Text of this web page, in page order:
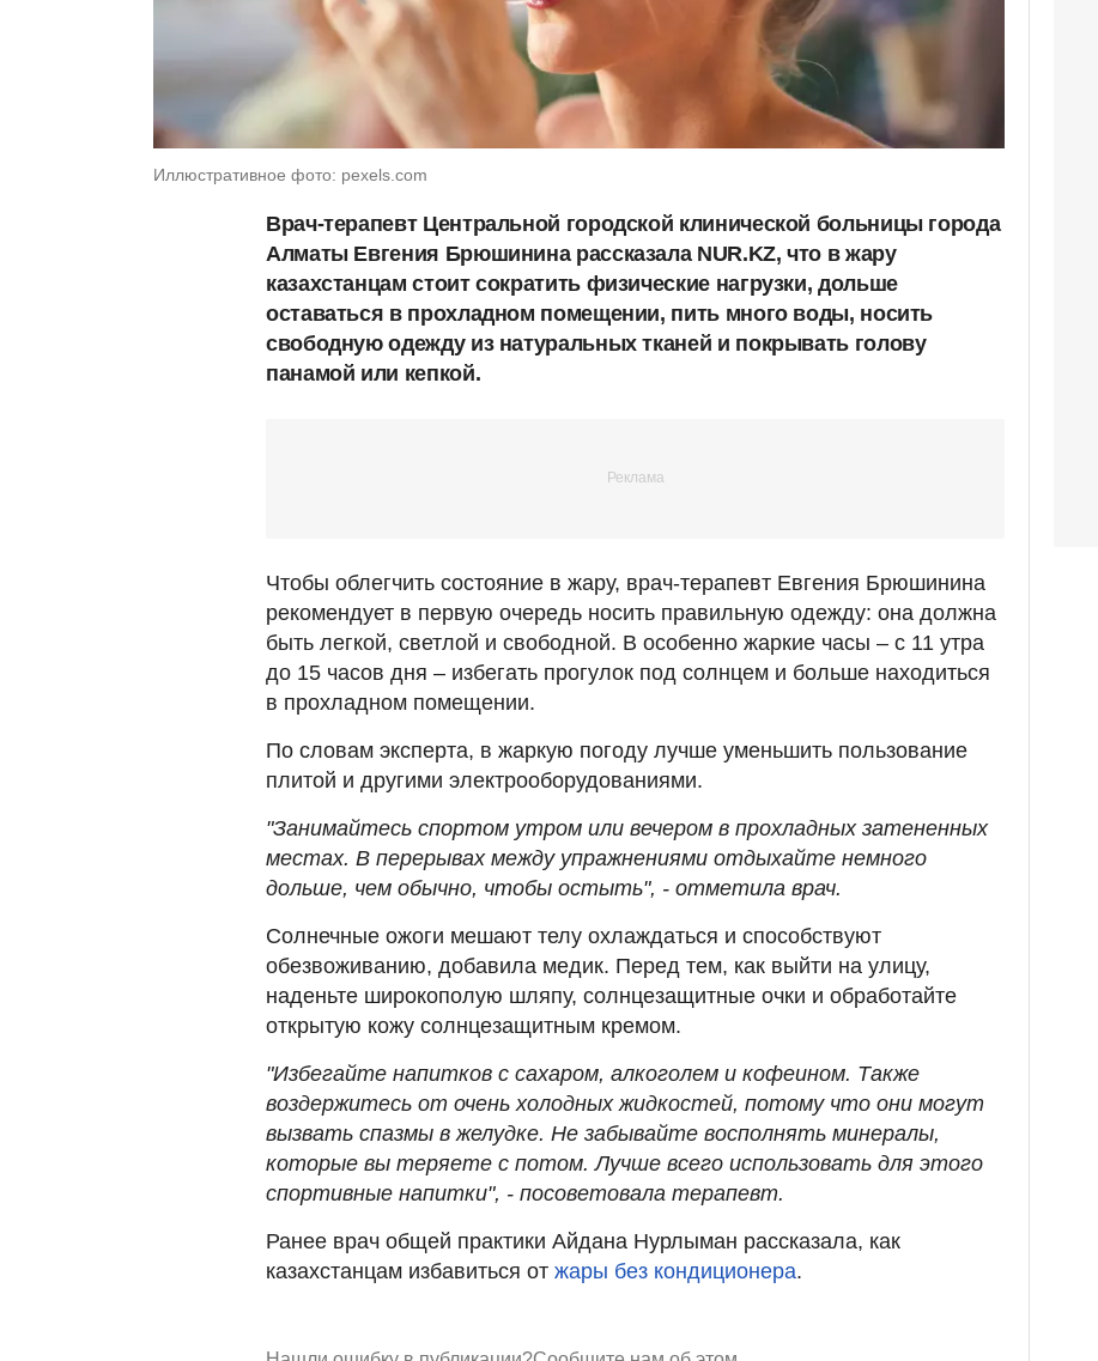
Иллюстративное фото: pexels.com
Врач-терапевт Центральной городской клинической больницы города
Алматы Евгения Брюшинина рассказала NUR.KZ, что в жару
казахстанцам стоит сократить физические нагрузки, дольше
оставаться в прохладном помещении, пить много воды, носить
свободную одежду из натуральных тканей и покрывать голову
панамой или кепкой.
Чтобы облегчить состояние в жару, врач-терапевт Евгения Брюшинина
рекомендует в первую очередь носить правильную одежду: она должна
быть легкой, светлой и свободной. В особенно жаркие часы – с 11 утра
до 15 часов дня – избегать прогулок под солнцем и больше находиться
в прохладном помещении.
По словам эксперта, в жаркую погоду лучше уменьшить пользование
плитой и другими электрооборудованиями.
"Занимайтесь спортом утром или вечером в прохладных затененных
местах. В перерывах между упражнениями отдыхайте немного
дольше, чем обычно, чтобы остыть", - отметила врач.
Солнечные ожоги мешают телу охлаждаться и способствуют
обезвоживанию, добавила медик. Перед тем, как выйти на улицу,
наденьте широкополую шляпу, солнцезащитные очки и обработайте
открытую кожу солнцезащитным кремом.
"Избегайте напитков с сахаром, алкоголем и кофеином. Также
воздержитесь от очень холодных жидкостей, потому что они могут
вызвать спазмы в желудке. Не забывайте восполнять минералы,
которые вы теряете с потом. Лучше всего использовать для этого
спортивные напитки", - посоветовала терапевт.
Ранее врач общей практики Айдана Нурлыман рассказала, как
казахстанцам избавиться от жары без кондиционера.